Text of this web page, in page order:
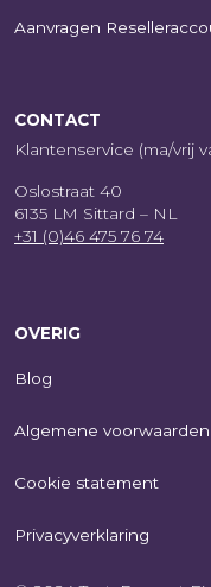
Aanvragen
CONTACT
Klantenservice (ma/vrij
Oslostraat 40
6135 LM Sittard – NL
+31 (0)46 475 76 74
OVERIG
Blog
Algemene voorwaarden
Cookie statement
Privacyverklaring